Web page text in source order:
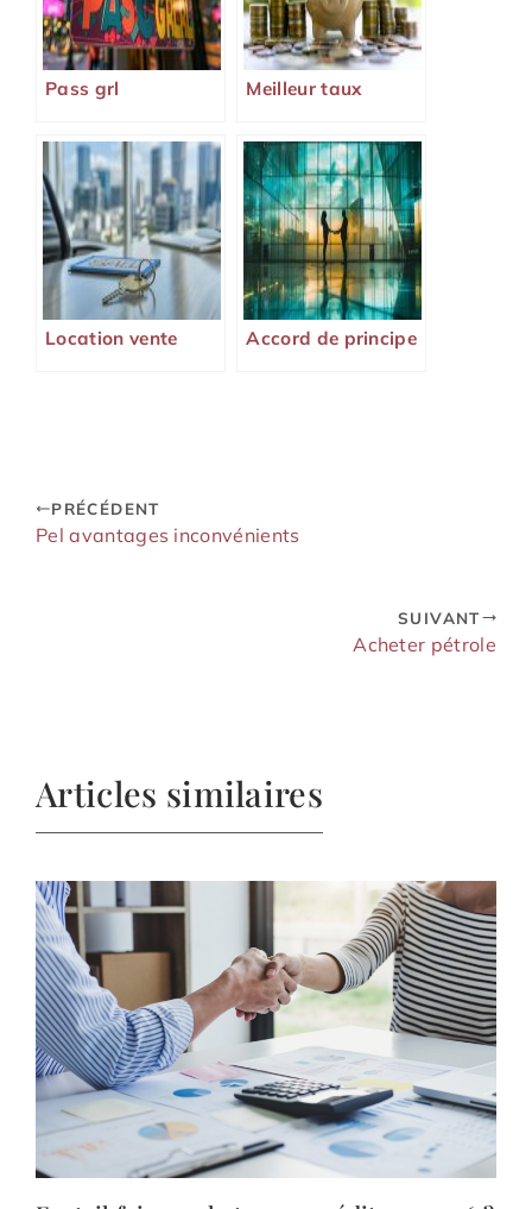
Pass grl Meilleur taux
Location vente Accord de principe
PRÉCÉDENT
Pel avantages inconvénients
SUIVANT
Acheter pétrole
Articles similaires